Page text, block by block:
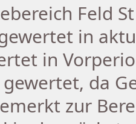
Feld
in
in
da
zur